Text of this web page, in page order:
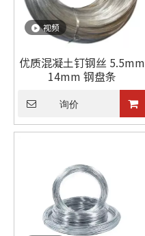
视频
优质混凝土钉钢丝 5.5mm
14mm 钢盘条
询价